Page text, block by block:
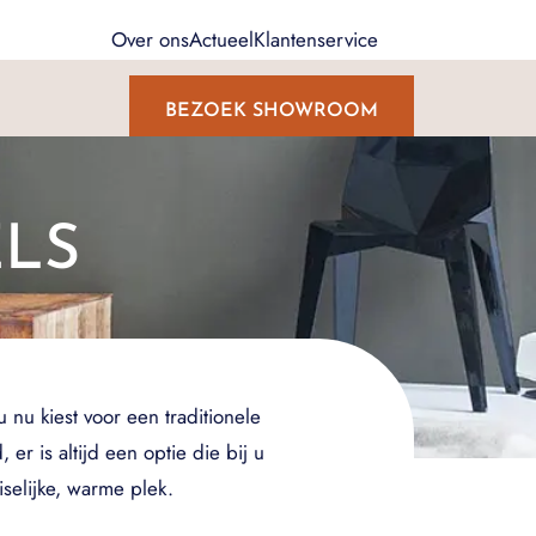
Over onsActueelKlantenservice
BEZOEK SHOWROOM
nu kiest voor een traditionele
er is altijd een optie die bij u
warme plek.